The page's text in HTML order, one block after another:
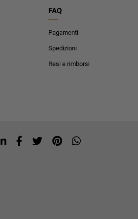
FAQ
Pagamenti
Spedizioni
Resi e rimborsi